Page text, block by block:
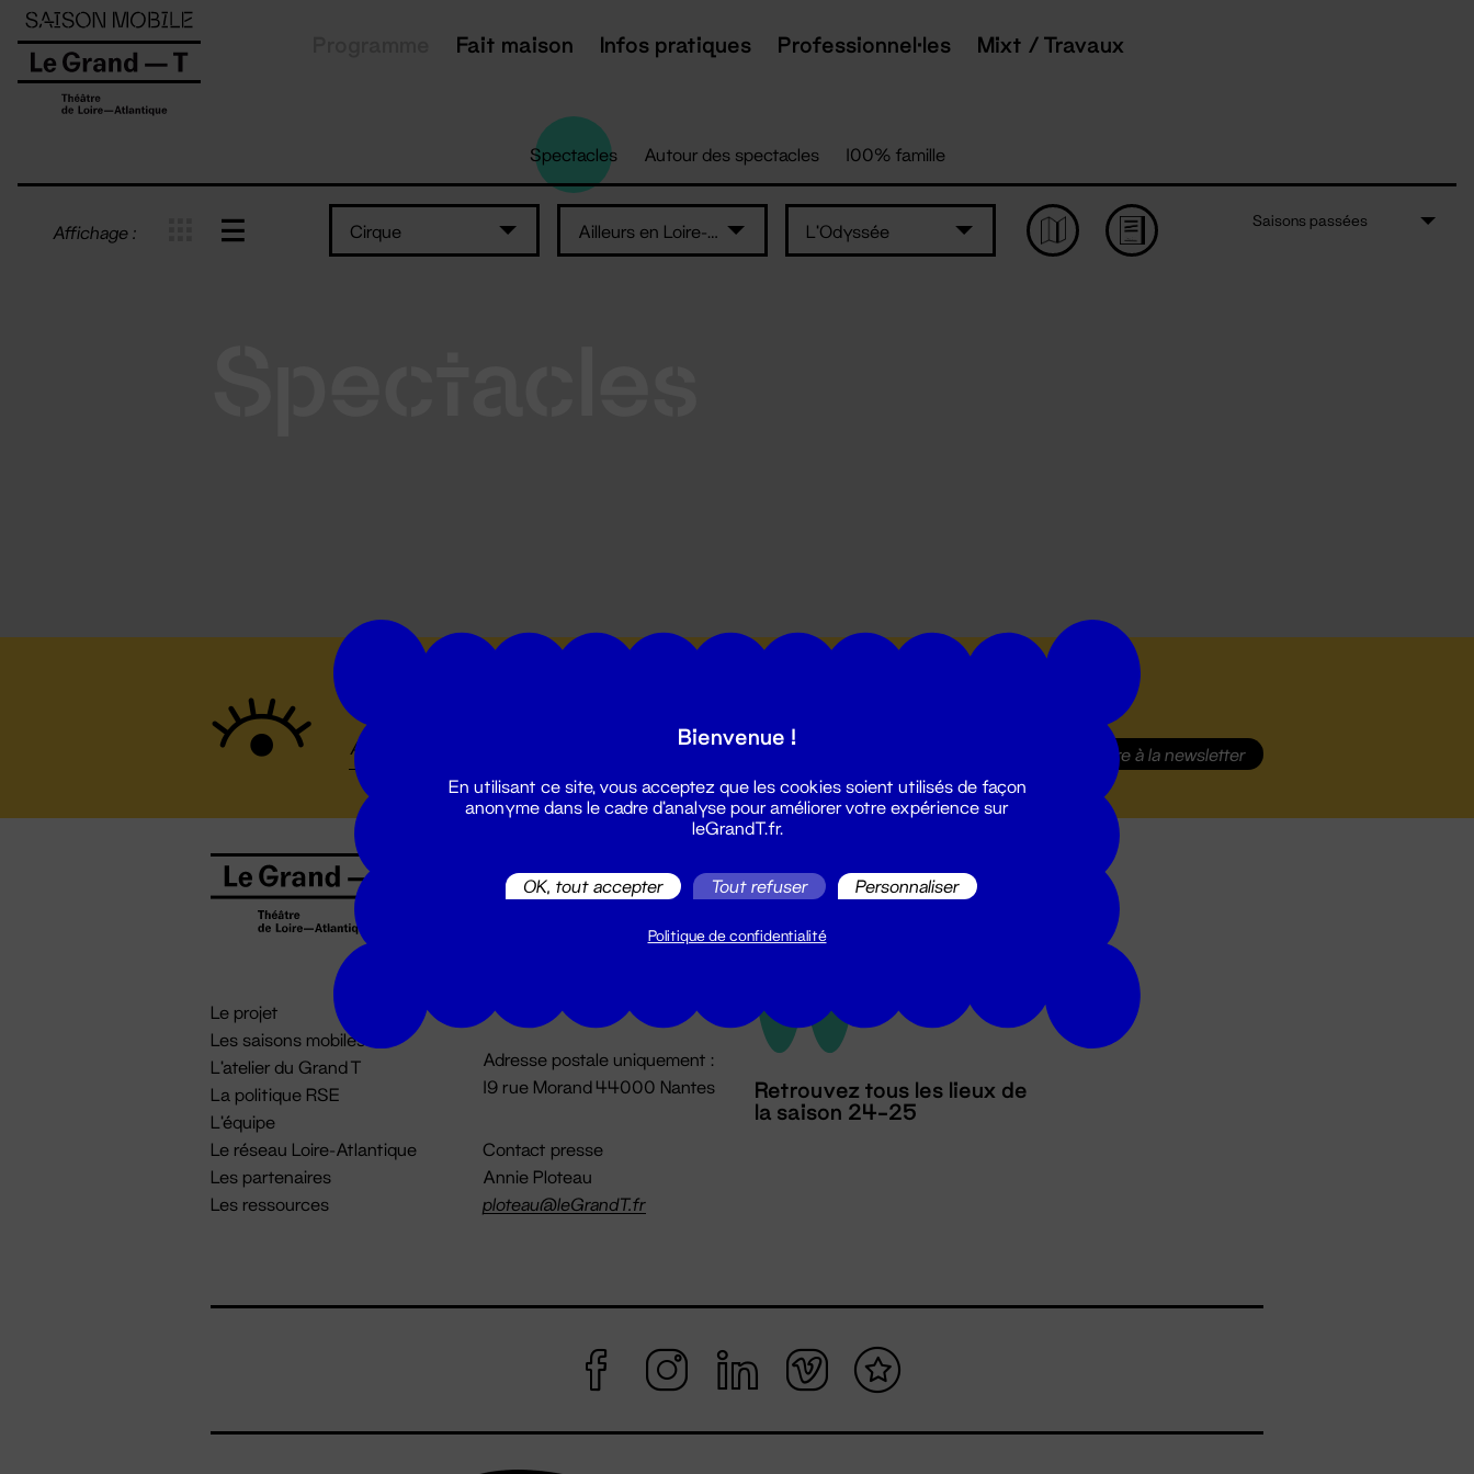
Fait maison Infos pratiques Professionnel·les Mixt / Travaux
Spectacles Autour des spectacles 100% famille
Affichage : Cirque Ailleurs en Loire-Atlantique L'Odyssée
Saisons passées
S'inscrire à la newsletter
Le projet
Les saisons mobiles
L'atelier du Grand T
La politique RSE
L'équipe
Le réseau Loire-Atlantique
Les partenaires
Les ressources
02 51 88 25 25
Du lundi au vendredi 14h → 18h
Adresse postale uniquement :
19 rue Morand 44000 Nantes
Contact presse
Annie Ploteau
ploteau@leGrandT.fr
Retrouvez tous les lieux de
la saison 24-25
Panneau de gestion des cookies
Bienvenue !
En utilisant ce site, vous acceptez que les cookies soient utilisés de façon
anonyme dans le cadre d'analyse pour améliorer votre expérience sur
leGrandT.fr.
OK, tout accepter Tout refuser Personnaliser
Politique de confidentialité